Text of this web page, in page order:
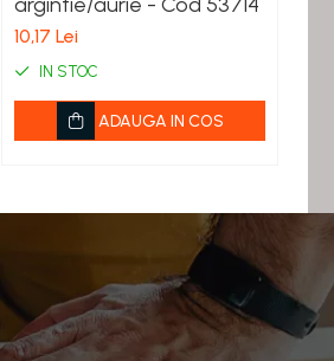
10,17 Lei
IN STOC
ADAUGA IN COS